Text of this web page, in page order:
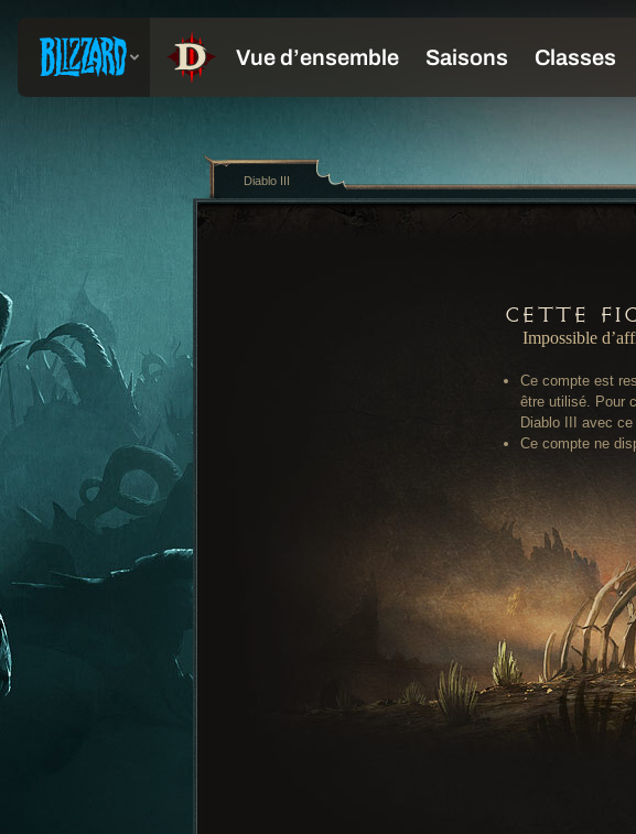
Cette
Impossible
Ce compte est
être utilisé. Pour
Diablo III avec
Ce compte ne
Diablo III